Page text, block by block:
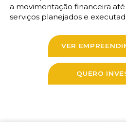
a movimentação financeira
serviços planejados e
VER
QUERO